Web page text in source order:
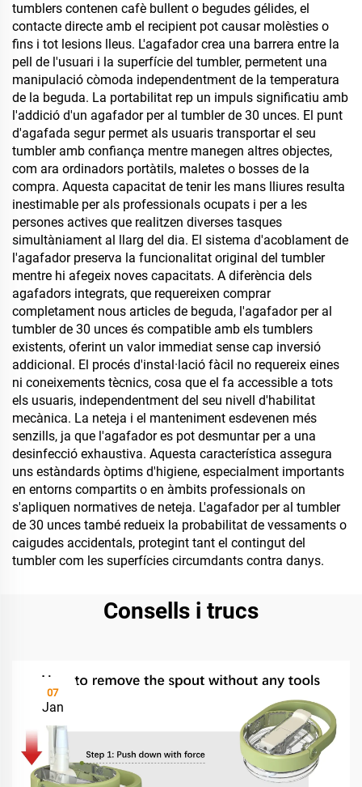
tumblers contenen cafè bullent o begudes gélides, el
contacte directe amb el recipient pot causar molèsties o
fins i tot lesions lleus. L'agafador crea una barrera entre la
pell de l'usuari i la superfície del tumbler, permetent una
manipulació còmoda independentment de la temperatura
de la beguda. La portabilitat rep un impuls significatiu amb
l'addició d'un agafador per al tumbler de 30 unces. El punt
d'agafada segur permet als usuaris transportar el seu
tumbler amb confiança mentre manegen altres objectes,
com ara ordinadors portàtils, maletes o bosses de la
compra. Aquesta capacitat de tenir les mans lliures resulta
inestimable per als professionals ocupats i per a les
persones actives que realitzen diverses tasques
simultàniament al llarg del dia. El sistema d'acoblament de
l'agafador preserva la funcionalitat original del tumbler
mentre hi afegeix noves capacitats. A diferència dels
agafadors integrats, que requereixen comprar
completament nous articles de beguda, l'agafador per al
tumbler de 30 unces és compatible amb els tumblers
existents, oferint un valor immediat sense cap inversió
addicional. El procés d'instal·lació fàcil no requereix eines
ni coneixements tècnics, cosa que el fa accessible a tots
els usuaris, independentment del seu nivell d'habilitat
mecànica. La neteja i el manteniment esdevenen més
senzills, ja que l'agafador es pot desmuntar per a una
desinfecció exhaustiva. Aquesta característica assegura
uns estàndards òptims d'higiene, especialment importants
en entorns compartits o en àmbits professionals on
s'apliquen normatives de neteja. L'agafador per al tumbler
de 30 unces també redueix la probabilitat de vessaments o
caigudes accidentals, protegint tant el contingut del
tumbler com les superfícies circumdants contra danys.
Consells i trucs
07
Jan